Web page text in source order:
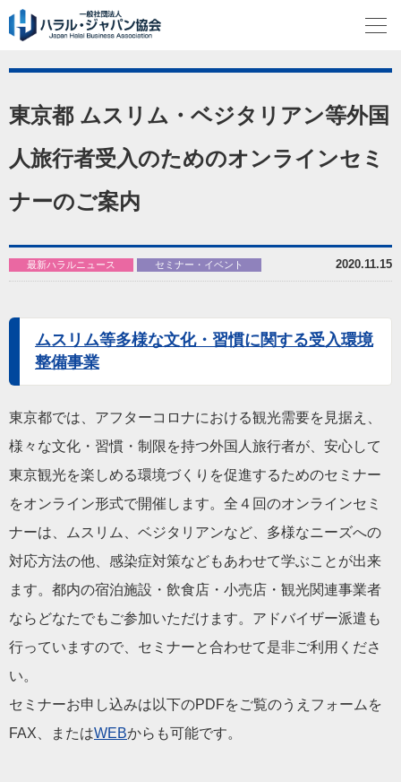
東京都 ムスリム・ベジタリアン等外国
人旅行者受入のためのオンラインセミ
ナーのご案内
2020.11.15
最新ハラルニュース セミナー・イベント
ムスリム等多様な文化・習慣に関する受入環境
整備事業
東京都では、アフターコロナにおける観光需要を見据え、
様々な文化・習慣・制限を持つ外国人旅行者が、安心して
東京観光を楽しめる環境づくりを促進するためのセミナー
をオンライン形式で開催します。全４回のオンラインセミ
ナーは、ムスリム、ベジタリアンなど、多様なニーズへの
対応方法の他、感染症対策などもあわせて学ぶことが出来
ます。都内の宿泊施設・飲食店・小売店・観光関連事業者
ならどなたでもご参加いただけます。アドバイザー派遣も
行っていますので、セミナーと合わせて是非ご利用くださ
い。
セミナーお申し込みは以下のPDFをご覧のうえフォームを
FAX、またはWEBからも可能です。